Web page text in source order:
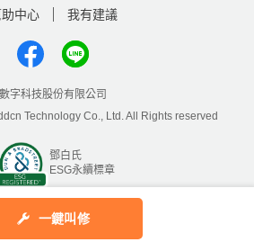
一鍵叫修
中心 我有建議
數字科技股份有限公司
Technology Co., Ltd. All Rights reserved
鄧白氏
ESG永續標章